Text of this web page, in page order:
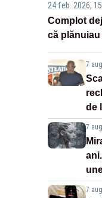
24 feb. 2026,
Complot
că
7
de
7
7